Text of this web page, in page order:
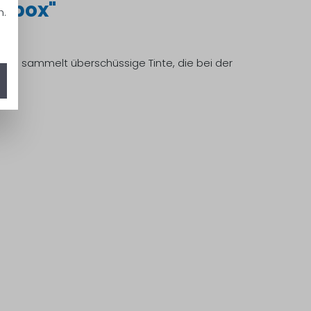
Sie sammelt überschüssige Tinte, die bei der